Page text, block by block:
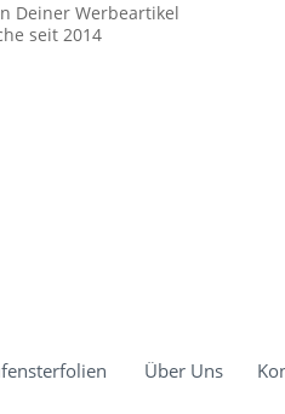
Deiner Werbeartikel
seit 2014
Über Uns